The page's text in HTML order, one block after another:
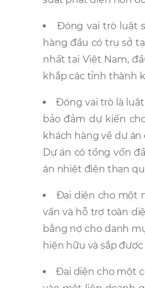
Đóng vai trò luật
hàng đầu có trụ sở
nhất tại Việt Nam,
khắp các tỉnh thành
Đóng vai trò là
bảo đảm dự kiến
khách hàng về dự
Dự án có tổng vốn
án nhiệt điện than
Đại diện cho một
vấn và hỗ trợ toàn
bằng nợ cho danh
hiện hữu và sắp
Đại diện cho một